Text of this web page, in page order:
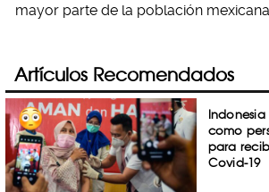
mayor parte de la población
Artículos Recomendados
como
para
Covid-19